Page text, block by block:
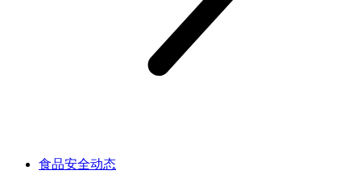
食品安全动态